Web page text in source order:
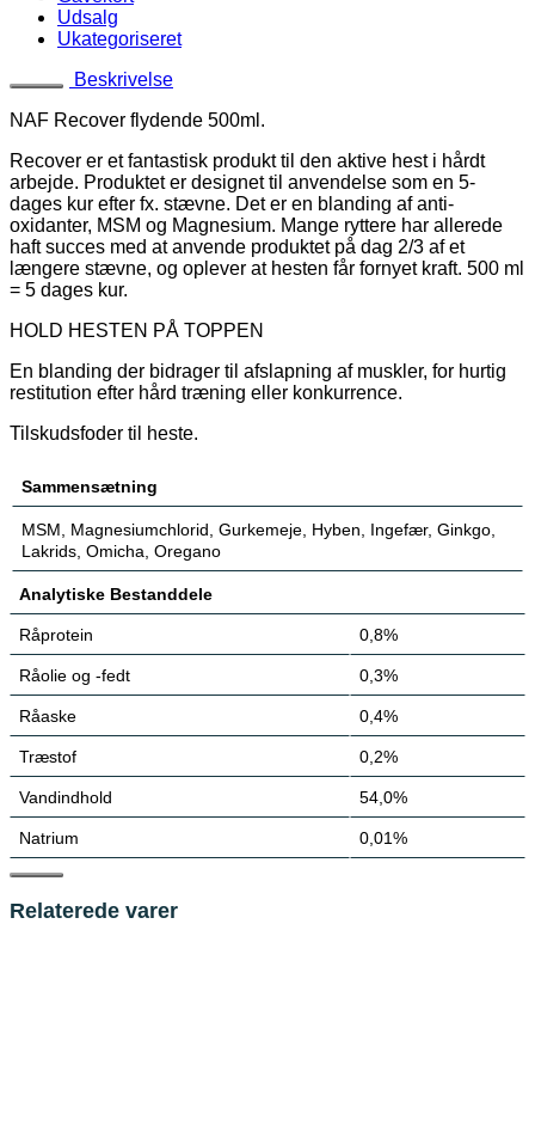
Udsalg
Ukategoriseret
Beskrivelse
NAF Recover flydende 500ml.
Recover er et fantastisk produkt til den aktive hest i hårdt
arbejde. Produktet er designet til anvendelse som en 5-
dages kur efter fx. stævne. Det er en blanding af anti-
oxidanter, MSM og Magnesium. Mange ryttere har allerede
haft succes med at anvende produktet på dag 2/3 af et
længere stævne, og oplever at hesten får fornyet kraft. 500 ml
= 5 dages kur.
HOLD HESTEN PÅ TOPPEN
En blanding der bidrager til afslapning af muskler, for hurtig
restitution efter hård træning eller konkurrence.
Tilskudsfoder til heste.
Sammensætning
MSM, Magnesiumchlorid, Gurkemeje, Hyben, Ingefær, Ginkgo,
Lakrids, Omicha, Oregano
Analytiske Bestanddele
Råprotein 0,8%
Råolie og -fedt 0,3%
Råaske 0,4%
Træstof 0,2%
Vandindhold 54,0%
Natrium 0,01%
Relaterede varer